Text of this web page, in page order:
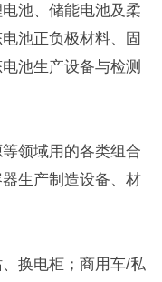
池、储能电池及柔
池正负极材料、固
池生产设备与检测
领域用的各类组合
生产制造设备、材
换电柜；商用车/私